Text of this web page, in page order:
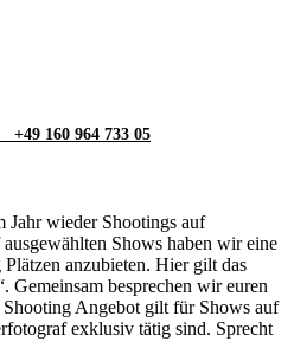
160 964 733 05
Jahr wieder Shootings auf
Shows haben wir eine
anzubieten. Hier gilt das
Gemeinsam besprechen wir euren
Angebot gilt für Shows auf
exklusiv tätig sind. Sprecht